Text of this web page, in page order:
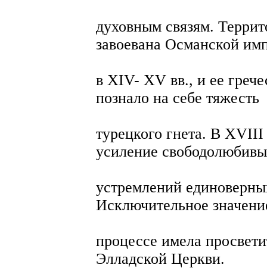
духовным связям.
завоевана Османской
в XIV- XV вв., и ее
познало на себе тяжесть
турецкого гнета. В XVIII
усиление
устремлений
Исключительное
процессе имела
Элладской Церкви.